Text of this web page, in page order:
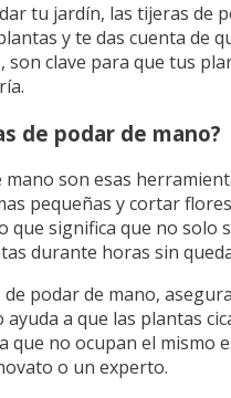
tu jardín, las tijeras de
y te das cuenta de
son clave para que tus
de podar de mano?
mano son esas
pequeñas y cortar
que significa que no solo
durante horas sin
podar de mano,
a que las plantas
que no ocupan el
o un experto.